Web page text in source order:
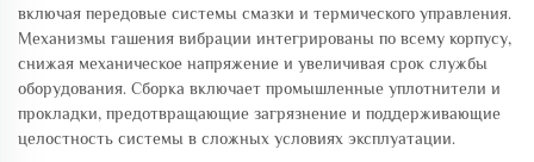
включая передовые системы смазки и термического управления.
Механизмы гашения вибрации интегрированы по всему корпусу,
снижая механическое напряжение и увеличивая срок службы
оборудования. Сборка включает промышленные уплотнители и
прокладки, предотвращающие загрязнение и поддерживающие
целостность системы в сложных условиях эксплуатации.